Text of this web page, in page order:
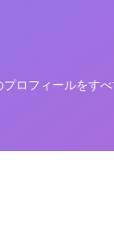
ロフィールをす